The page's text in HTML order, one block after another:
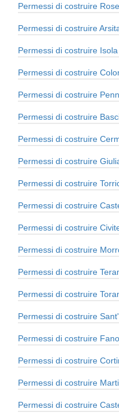
Permessi di costruire
Permessi di costruire
Permessi di costruire
Permessi di costruire
Permessi di costruire
Permessi di costruire
Permessi di costruire
Permessi di costruire
Permessi di costruire
Permessi di costruire
Permessi di costruire
Permessi di costruire
Permessi di costruire
Permessi di costruire
Permessi di costruire
Permessi di costruire
Permessi di costruire
Permessi di costruire
Permessi di costruire